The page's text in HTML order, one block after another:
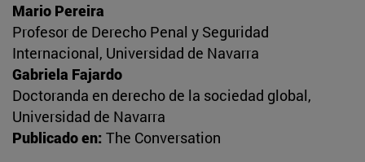
Mario Pereira
Profesor de Derecho Penal y Seguridad
Internacional, Universidad de Navarra
Gabriela Fajardo
Doctoranda en derecho de la sociedad global,
Universidad de Navarra
Publicado en: The Conversation